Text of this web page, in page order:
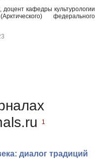
доцент кафедры культурологии
федерального
1
диалог традиций